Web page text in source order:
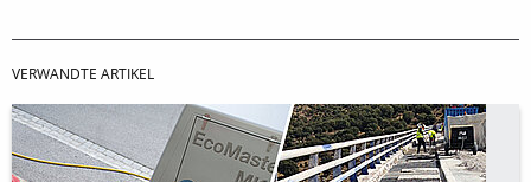
VERWANDTE ARTIKEL